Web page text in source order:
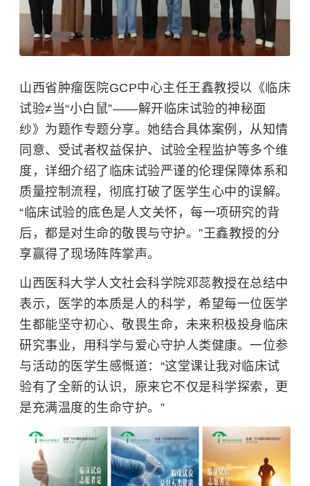
山西省肿瘤医院GCP中心主任王鑫教授以《临床
试验≠当“小白鼠”——解开临床试验的神秘面
纱》为题作专题分享。 她结合具体案例，从知情
同意、受试者权益保护、试验全程监护等多个维
度，详细介绍了临床试验严谨的伦理保障体系和
质量控制流程，彻底打破了医学生心中的误解。
“临床试验的底色是人文关怀，每一项研究的背
后，都是对生命的敬畏与守护。”王鑫教授的分
享赢得了现场阵阵掌声。
山西医科大学人文社会科学院邓蕊教授在总结中
表示，医学的本质是人的科学，希望每一位医学
生都能坚守初心、敬畏生命，未来积极投身临床
研究事业，用科学与爱心守护人类健康。一位参
与活动的医学生感慨道：“这堂课让我对临床试
验有了全新的认识，原来它不仅是科学探索，更
是充满温度的生命守护。”